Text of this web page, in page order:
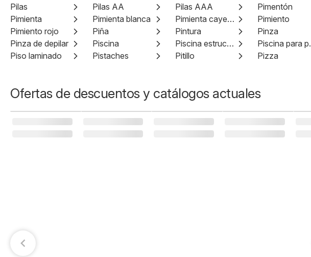
Pilas
Pilas AA Pilas AAA
Pimentón
Pimienta
Pimienta blanca Pimienta cayena
Pimiento
Pimiento rojo
Piña Pintura
Pinza
Pinza de depilar
Piscina Piscina estructural
Piso laminado
Pistaches Pitillo Pizza
Ofertas de descuentos y catálogos actuales